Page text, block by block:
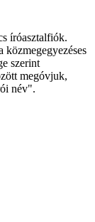
íróasztalfiók.
szerint
megóvjuk,
név".